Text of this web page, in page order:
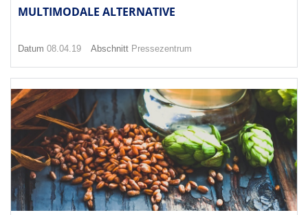
MULTIMODALE ALTERNATIVE
Datum 08.04.19 Abschnitt Pressezentrum